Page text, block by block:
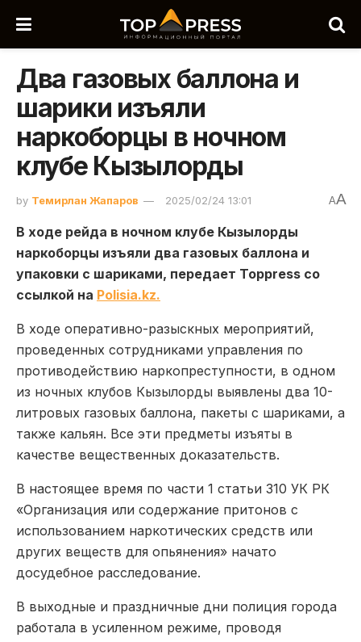
Два газовых баллона и
шарики изъяли
наркоборцы в ночном
клубе Кызылорды
by Темирлан Жапаров 2025/02/24 13:01 AA
В ходе рейда в ночном клубе Кызылорды
наркоборцы изъяли два газовых баллона и
упаковки с шариками, передает Toppress со
ссылкой на Polisia.kz.
В ходе оперативно-разыскных мероприятий,
проведенных сотрудниками управления по
противодействию наркопреступности, в одном
из ночных клубов Кызылорды выявлены два 10-
литровых газовых баллона, пакеты с шариками, а
также кальян. Все эти предметы изъяты в
качестве вещественных доказательств.
В настоящее время по части 1 статьи 310 УК РК
«Организация или содержание притонов с
использованием наркотических средств или
других веществ для опьянения» начато
досудебное расследование.
В выходные и праздничные дни полиция города
работала в усиленном режиме, проводя